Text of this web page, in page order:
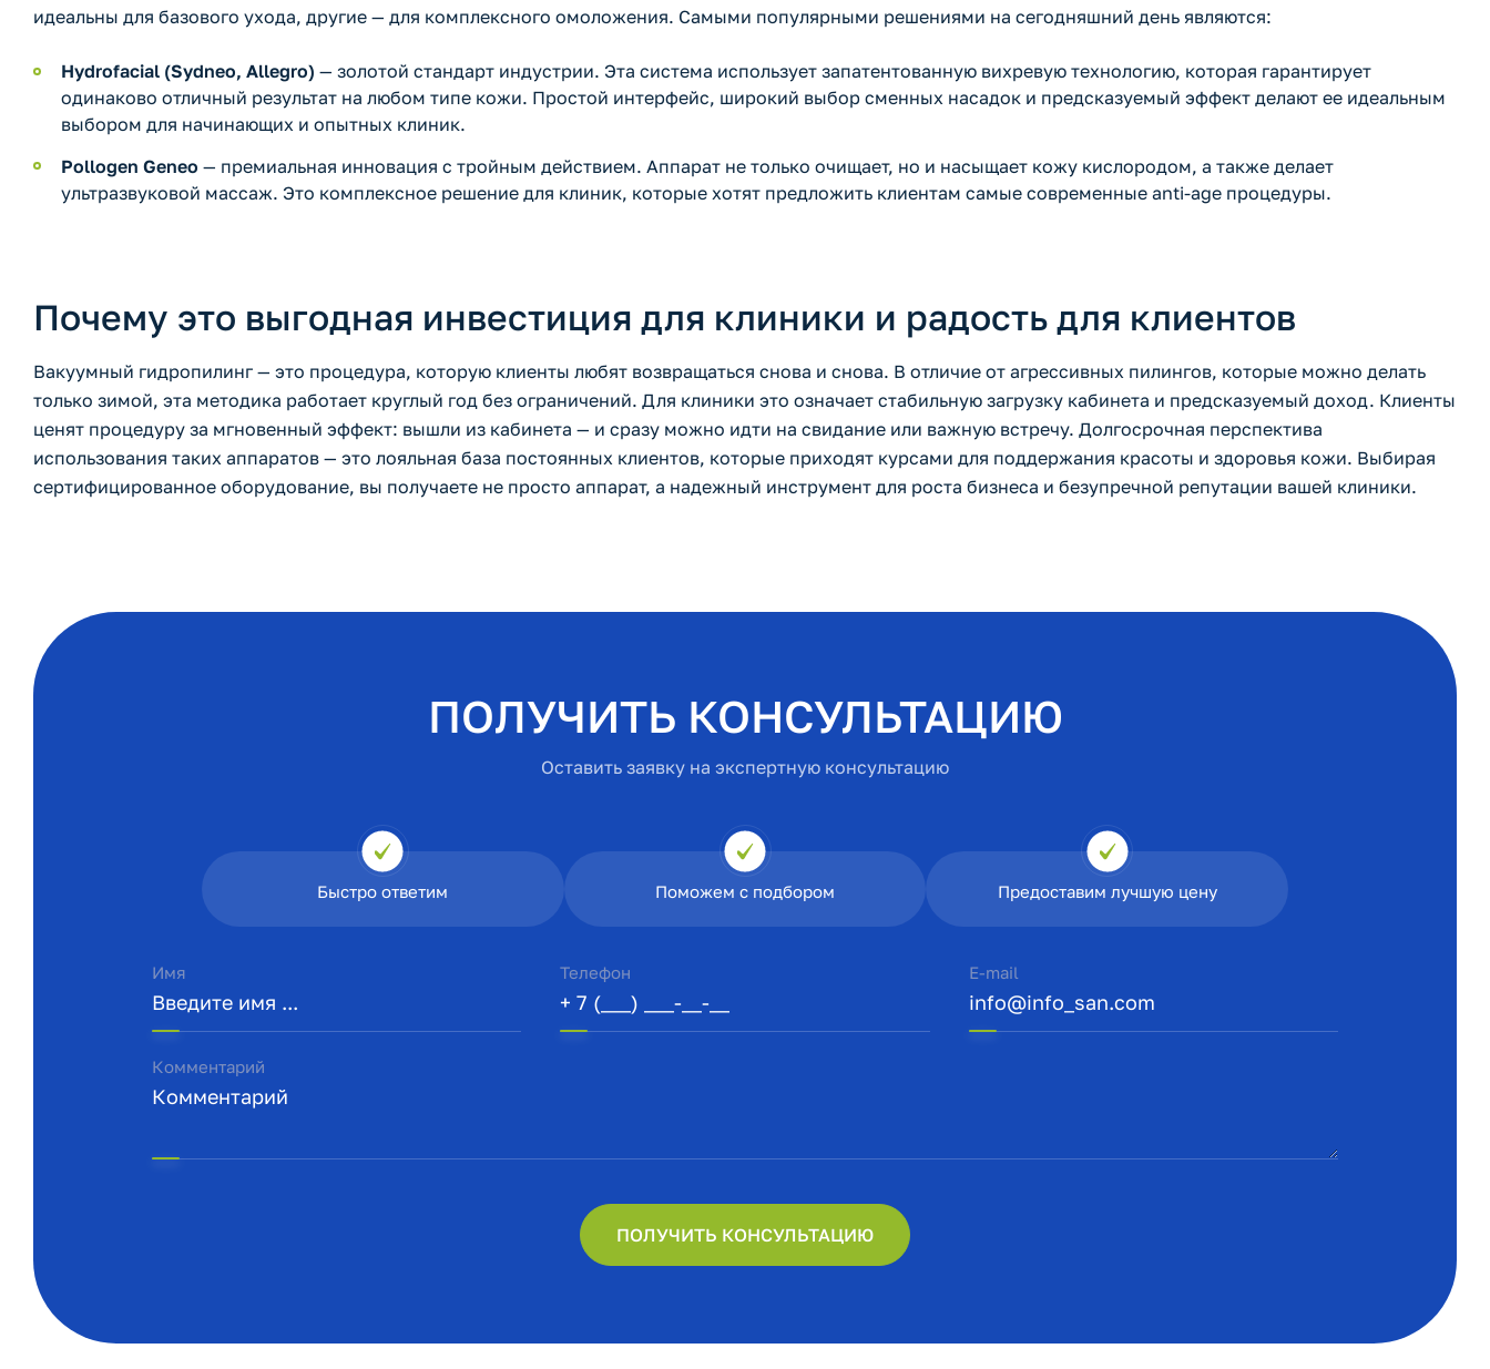
идеальны для базового ухода, другие — для комплексного омоложения. Самыми популярными решениями на сегодняшний день являются:
Hydrofacial (Sydneo, Allegro) — золотой стандарт индустрии. Эта система использует запатентованную вихревую технологию, которая гарантирует
одинаково отличный результат на любом типе кожи. Простой интерфейс, широкий выбор сменных насадок и предсказуемый эффект делают ее идеальным
выбором для начинающих и опытных клиник.
Pollogen Geneo — премиальная инновация с тройным действием. Аппарат не только очищает, но и насыщает кожу кислородом, а также делает
ультразвуковой массаж. Это комплексное решение для клиник, которые хотят предложить клиентам самые современные anti-age процедуры.
Почему это выгодная инвестиция для клиники и радость для клиентов
Вакуумный гидропилинг — это процедура, которую клиенты любят возвращаться снова и снова. В отличие от агрессивных пилингов, которые можно делать
только зимой, эта методика работает круглый год без ограничений. Для клиники это означает стабильную загрузку кабинета и предсказуемый доход. Клиенты
ценят процедуру за мгновенный эффект: вышли из кабинета — и сразу можно идти на свидание или важную встречу. Долгосрочная перспектива
использования таких аппаратов — это лояльная база постоянных клиентов, которые приходят курсами для поддержания красоты и здоровья кожи. Выбирая
сертифицированное оборудование, вы получаете не просто аппарат, а надежный инструмент для роста бизнеса и безупречной репутации вашей клиники.
ПОЛУЧИТЬ КОНСУЛЬТАЦИЮ
Оставить заявку на экспертную консультацию
Быстро ответим Поможем с подбором Предоставим лучшую цену
Имя Телефон E-mail
Комментарий
ПОЛУЧИТЬ КОНСУЛЬТАЦИЮ